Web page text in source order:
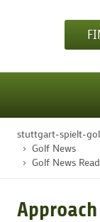
STARTSEITE
stuttgart-spielt-
Golf News
Golf News